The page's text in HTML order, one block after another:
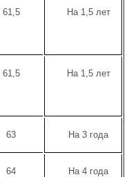
61,5 На 1,5 лет
61,5 На 1,5 лет
63 На 3 года
64 На 4 года